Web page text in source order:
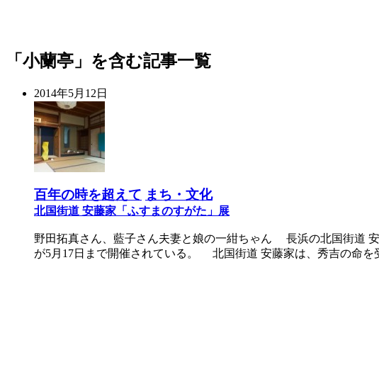
「小蘭亭」を含む記事一覧
2014年5月12日
百年の時を超えて まち・文化
北国街道 安藤家「ふすまのすがた」展
野田拓真さん、藍子さん夫妻と娘の一紺ちゃん 長浜の北国街道
が5月17日まで開催されている。 北国街道 安藤家は、秀吉の命